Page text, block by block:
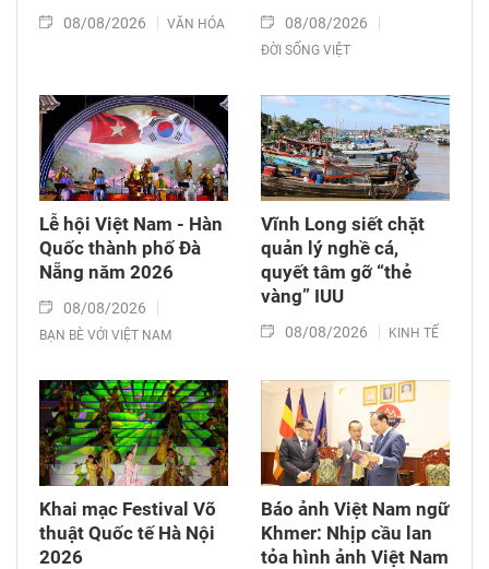
08/08/2026 VĂN HÓA 08/08/2026
ĐỜI SỐNG VIỆT
Lễ hội Việt Nam - Hàn
Quốc thành phố Đà
Nẵng năm 2026
08/08/2026
BẠN BÈ VỚI VIỆT NAM
Vĩnh Long siết chặt
quản lý nghề cá,
quyết tâm gỡ “thẻ
vàng” IUU
08/08/2026 KINH TẾ
Khai mạc Festival Võ
thuật Quốc tế Hà Nội
2026
Báo ảnh Việt Nam ngữ
Khmer: Nhịp cầu lan
tỏa hình ảnh Việt Nam